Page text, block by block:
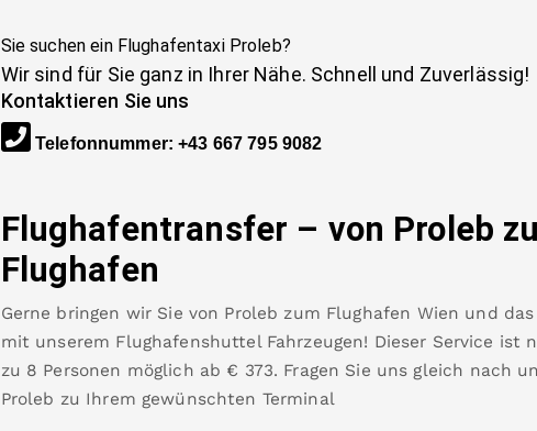
Sie suchen ein Flughafentaxi Proleb?
Wir sind für Sie ganz in Ihrer Nähe. Schnell und Zuverlässig!
Kontaktieren Sie uns
Telefonnummer:+43 667 795 9082
Flughafentransfer – von Proleb
Flughafen
Gerne bringen wir Sie von Proleb zum Flughafen Wien und
mit unserem Flughafenshuttel Fahrzeugen! Dieser Service
zu 8 Personen möglich ab € 373. Fragen Sie uns gleich nach
Proleb zu Ihrem gewünschten Terminal